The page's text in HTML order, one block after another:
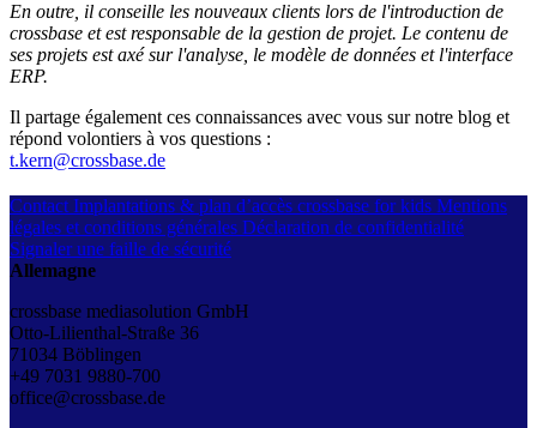
En outre, il conseille les nouveaux clients lors de l'introduction de
crossbase et est responsable de la gestion de projet. Le contenu de
ses projets est axé sur l'analyse, le modèle de données et l'interface
ERP.
Il partage également ces connaissances avec vous sur notre blog et
répond volontiers à vos questions :
t.kern@crossbase.de
Contact Implantations & plan d’accès crossbase for kids Mentions
légales et conditions générales Déclaration de confidentialité
Signaler une faille de sécurité
Allemagne
crossbase mediasolution GmbH
Otto-Lilienthal-Straße 36
71034 Böblingen
+49 7031 9880-700
office@crossbase.de